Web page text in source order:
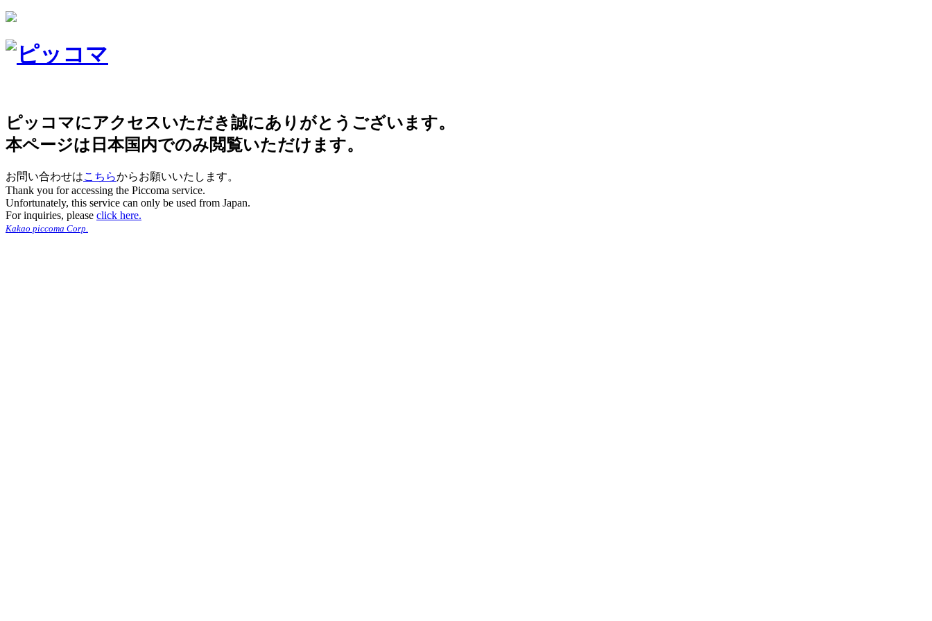
ピッコマにアクセスいただき誠にありがとうございます。
本ページは日本国内でのみ閲覧いただけます。
お問い合わせはこちらからお願いいたします。
Thank you for accessing the Piccoma service.
Unfortunately, this service can only be used from Japan.
For inquiries, please click here.
Kakao piccoma Corp.